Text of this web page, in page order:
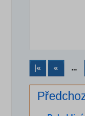
|« « ...